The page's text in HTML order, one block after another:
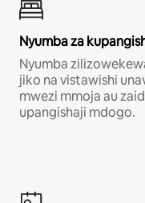
Nyumba za
Nyumba
jiko na vistawishi
mwezi mmoja au
upangishaji mdogo.